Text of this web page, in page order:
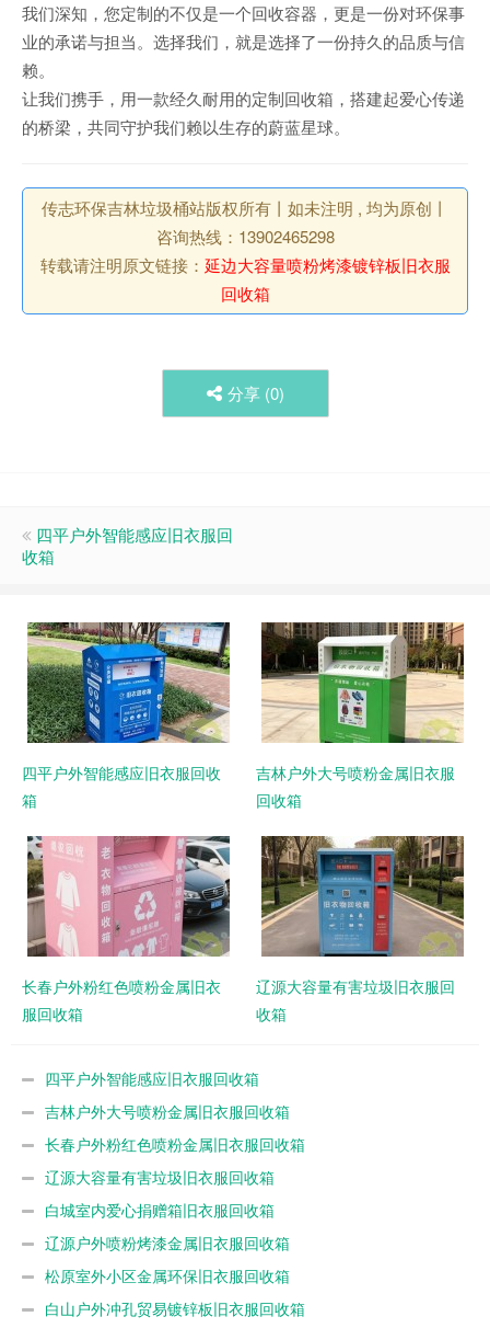
我们深知，您定制的不仅是一个回收容器，更是一份对环保事
业的承诺与担当。选择我们，就是选择了一份持久的品质与信
赖。
让我们携手，用一款经久耐用的定制回收箱，搭建起爱心传递
的桥梁，共同守护我们赖以生存的蔚蓝星球。
传志环保吉林垃圾桶站版权所有丨如未注明 , 均为原创丨
咨询热线：13902465298
转载请注明原文链接： 延边大容量喷粉烤漆镀锌板旧衣服
回收箱
分享 (0)
四平户外智能感应旧衣服回
收箱
四平户外智能感应旧衣服回收
箱
吉林户外大号喷粉金属旧衣服
回收箱
长春户外粉红色喷粉金属旧衣
服回收箱
辽源大容量有害垃圾旧衣服回
收箱
四平户外智能感应旧衣服回收箱
吉林户外大号喷粉金属旧衣服回收箱
长春户外粉红色喷粉金属旧衣服回收箱
辽源大容量有害垃圾旧衣服回收箱
白城室内爱心捐赠箱旧衣服回收箱
辽源户外喷粉烤漆金属旧衣服回收箱
松原室外小区金属环保旧衣服回收箱
白山户外冲孔贸易镀锌板旧衣服回收箱